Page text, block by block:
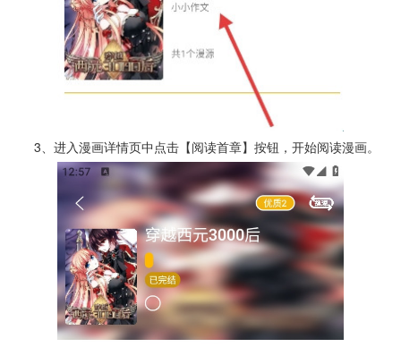
3、进入漫画详情页中点击【阅读首章】按钮，开始阅读漫画。